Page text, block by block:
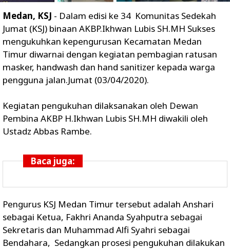
Medan, KSJ - Dalam edisi ke 34 Komunitas Sedekah
Jumat (KSJ) binaan AKBP.Ikhwan Lubis SH.MH Sukses
mengukuhkan kepengurusan Kecamatan Medan
Timur diwarnai dengan kegiatan pembagian ratusan
masker, handwash dan hand sanitizer kepada warga
pengguna jalan.Jumat (03/04/2020).
Kegiatan pengukuhan dilaksanakan oleh Dewan
Pembina AKBP H.Ikhwan Lubis SH.MH diwakili oleh
Ustadz Abbas Rambe.
Baca juga:
Pengurus KSJ Medan Timur tersebut adalah Anshari
sebagai Ketua, Fakhri Ananda Syahputra sebagai
Sekretaris dan Muhammad Alfi Syahri sebagai
Bendahara, Sedangkan prosesi pengukuhan dilakukan